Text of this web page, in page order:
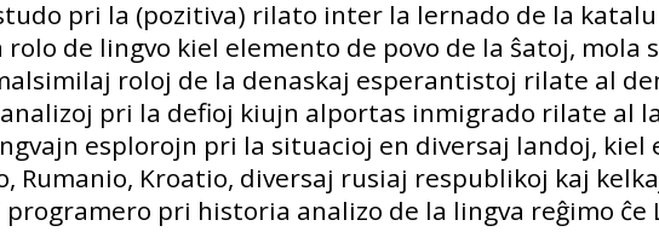
pri la (pozitiva) rilato inter la lernado de la
de lingvo kiel elemento de povo de la ŝatoj, mola
roloj de la denaskaj esperantistoj rilate al
pri la defioj kiujn alportas inmigrado rilate al
esplorojn pri la situacioj en diversaj landoj, kiel
Rumanio, Kroatio, diversaj rusiaj respublikoj kaj
pri historia analizo de la lingva reĝimo ĉe